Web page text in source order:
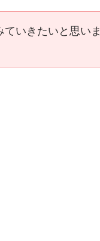
ていきたいと思いま